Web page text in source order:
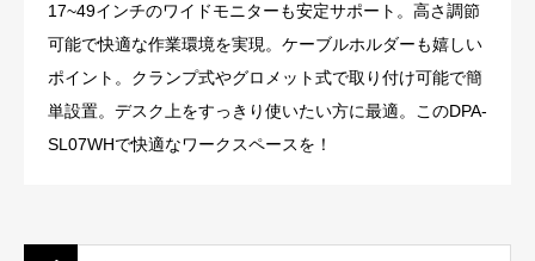
17~49インチのワイドモニターも安定サポート。高さ調節
可能で快適な作業環境を実現。ケーブルホルダーも嬉しい
ポイント。クランプ式やグロメット式で取り付け可能で簡
単設置。デスク上をすっきり使いたい方に最適。このDPA-
SL07WHで快適なワークスペースを！